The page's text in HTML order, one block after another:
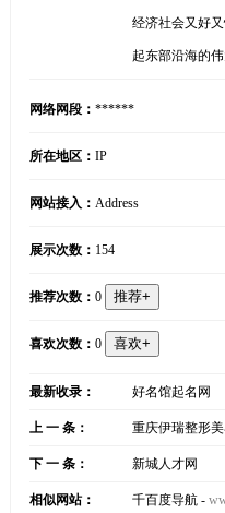
经济社会又好
起东部沿海的
网络网段： ******
所在地区： IP
网站接入： Address
展示次数： 154
推荐次数： 0
喜欢次数： 0
最新收录： 好名馆起名网
上 一 条： 重庆伊瑞整形
下 一 条： 新城人才网
相似网站： 千百度导航 -